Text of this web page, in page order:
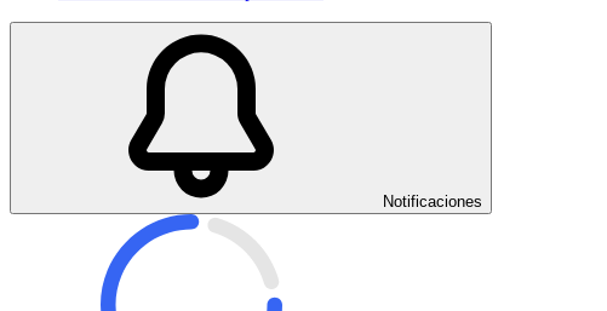
Notificaciones